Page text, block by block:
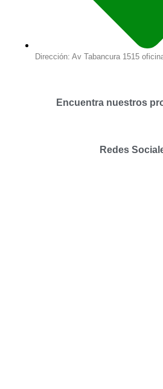
Dirección: Av Tabancura 1515
Encuentra nuestros
Redes